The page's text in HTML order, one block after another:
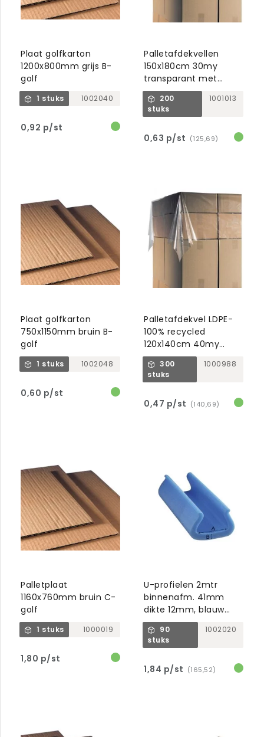
Plaat golfkarton
1200x800mm grijs B-
golf
1 stuks 1002040
0,92 p/st
Palletafdekvellen
150x180cm 30my
transparant met
afscheurperforatie
200
stuks
1001013
0,63 p/st (125,69)
Plaat golfkarton
750x1150mm bruin B-
golf
1 stuks 1002048
0,60 p/st
Palletafdekvel LDPE-
100% recycled
120x140cm 40my
transparant
300
stuks
1000988
0,47 p/st (140,69)
Palletplaat
1160x760mm bruin C-
golf
1 stuks 1000019
1,80 p/st
U-profielen 2mtr
binnenafm. 41mm
dikte 12mm, blauw
type 35-45
90
stuks
1002020
1,84 p/st (165,52)